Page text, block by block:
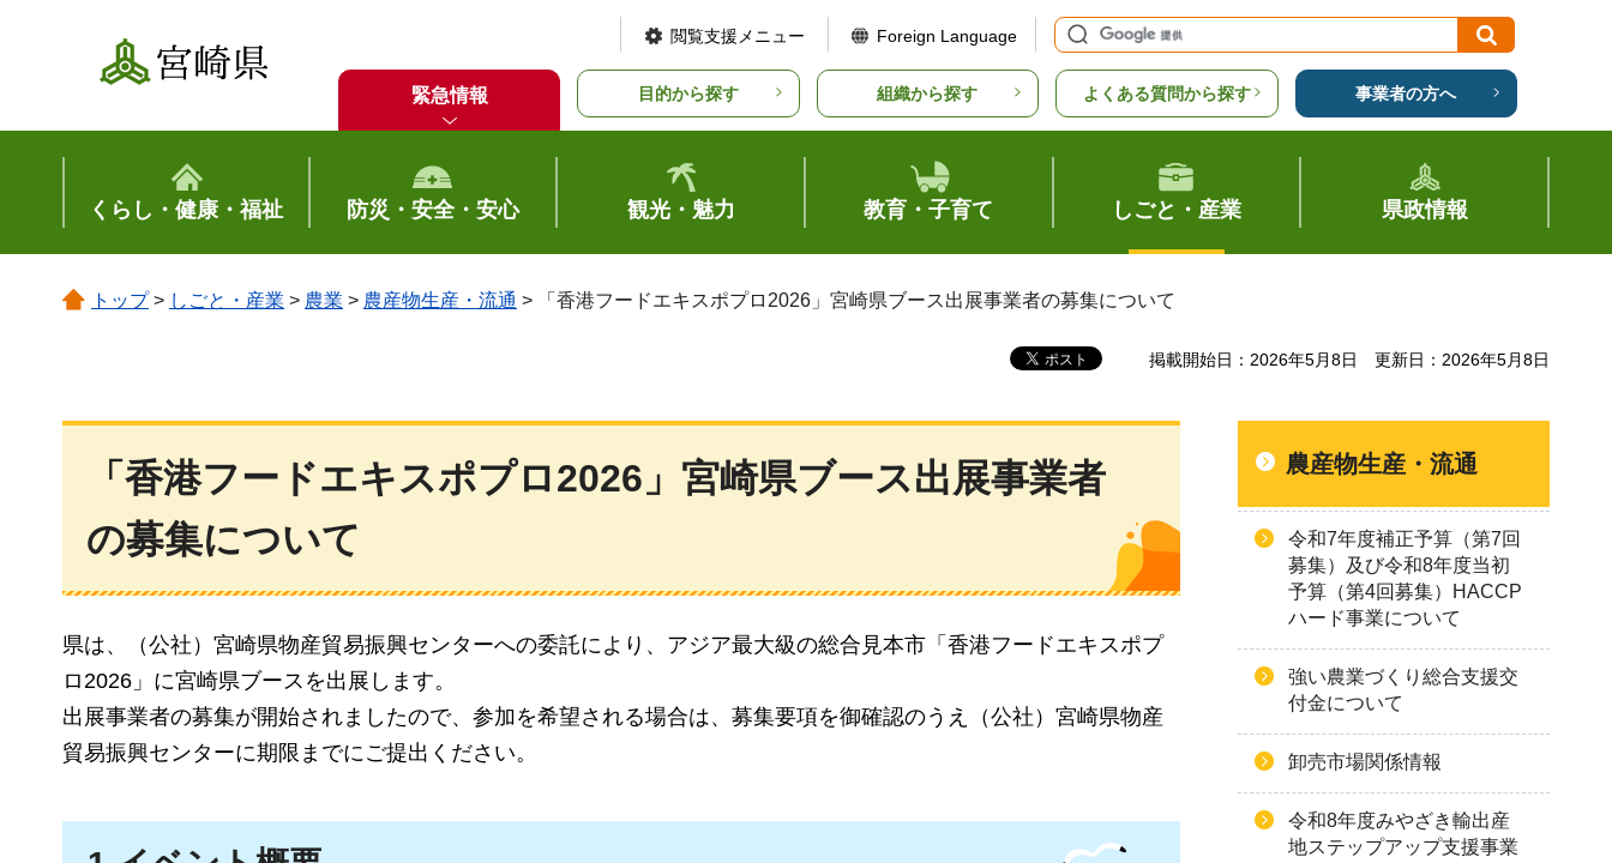
宮崎県
閲覧支援メニュー Foreign Language
緊急情報 目的から探す 組織から探す よくある質問から探す 事業者の方へ
くらし・健康・福祉 防災・安全・安心 観光・魅力 教育・子育て しごと・産業 県政情報
トップ> しごと・産業 > 農業 > 農産物生産・流通 > 「香港フードエキスポプロ2026」宮崎県ブース出展事業者の募集について
掲載開始日：2026年5月8日 更新日：2026年5月8日
「香港フードエキスポプロ2026」宮崎県ブース出展事業者
の募集について
県は、（公社）宮崎県物産貿易振興センターへの委託により、アジア最大級の総合見本市「香港フードエキスポプ
ロ2026」に宮崎県ブースを出展します。
出展事業者の募集が開始されましたので、参加を希望される場合は、募集要項を御確認のうえ（公社）宮崎県物産
貿易振興センターに期限までにご提出ください。
農産物生産・流通
令和7年度補正予算（第7回
募集）及び令和8年度当初
予算（第4回募集）HACCP
ハード事業について
強い農業づくり総合支援交
付金について
卸売市場関係情報
令和8年度みやざき輸出産
地ステップアップ支援事業